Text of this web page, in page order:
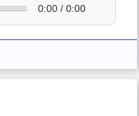
0:00 / 0:00